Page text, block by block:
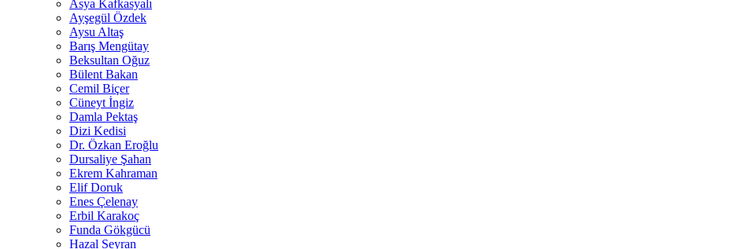
Asya Kafkasyalı
Ayşegül Özdek
Aysu Altaş
Barış Mengütay
Beksultan Oğuz
Bülent Bakan
Cemil Biçer
Cüneyt İngiz
Damla Pektaş
Dizi Kedisi
Dr. Özkan Eroğlu
Dursaliye Şahan
Ekrem Kahraman
Elif Doruk
Enes Çelenay
Erbil Karakoç
Funda Gökgücü
Hazal Seyran